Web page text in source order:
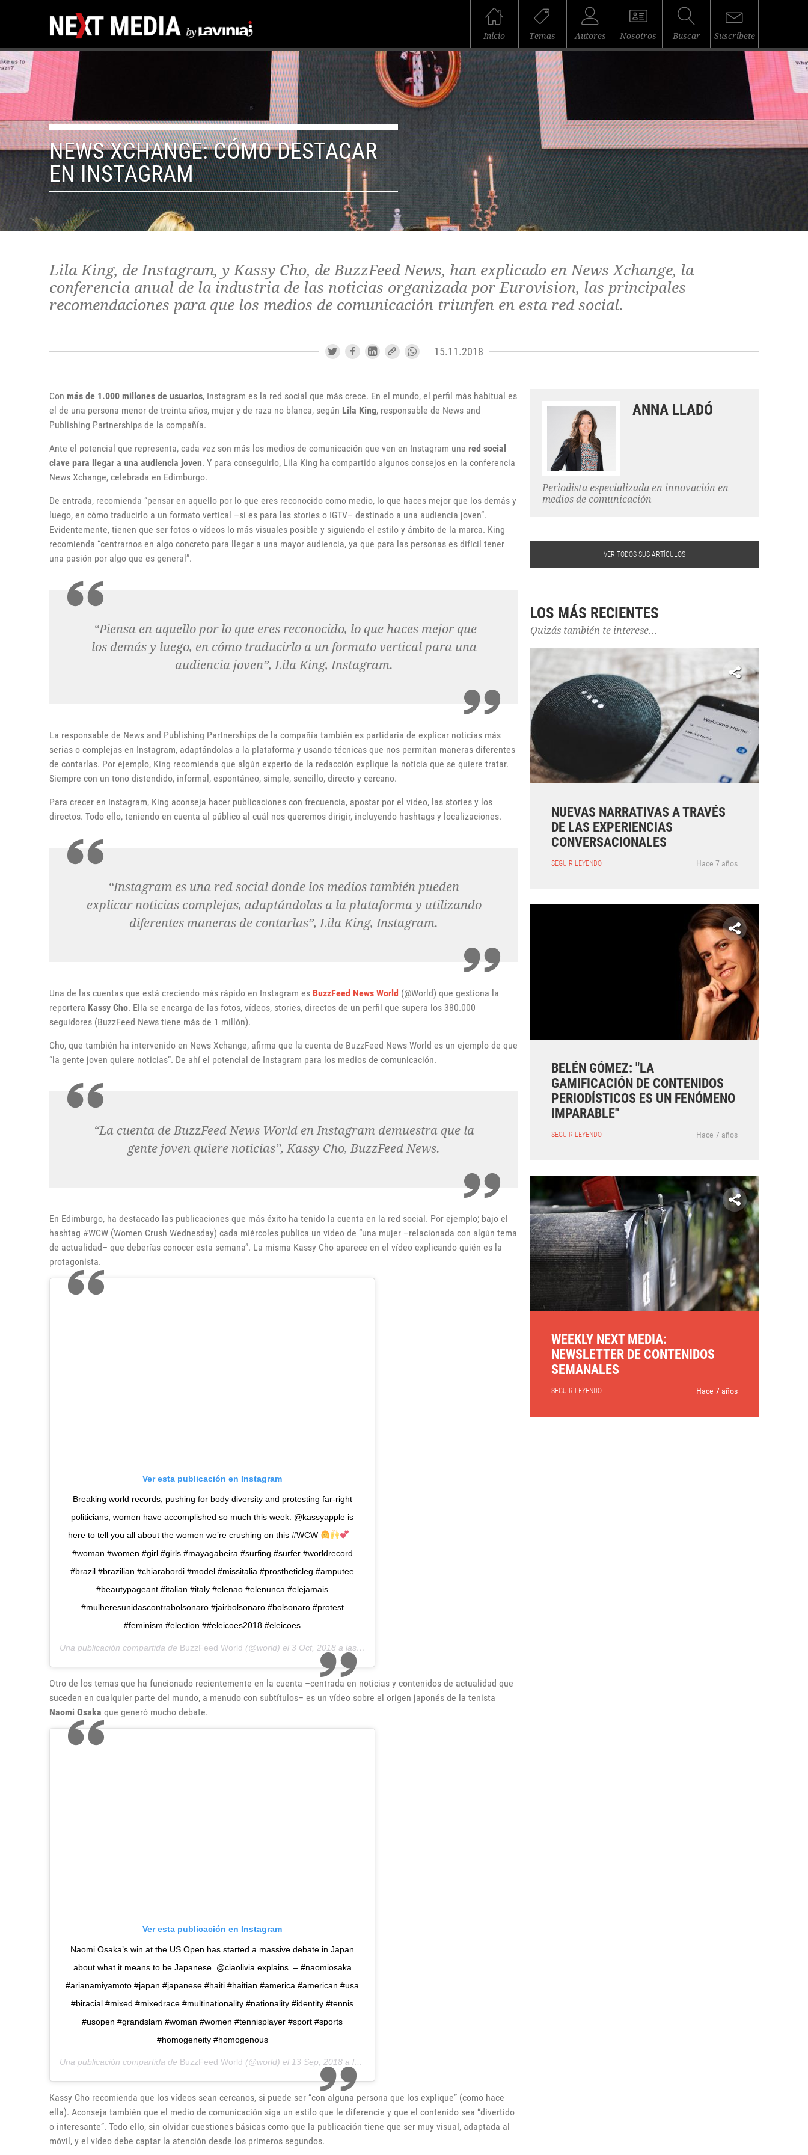
Inicio Temas Autores Nosotros Buscar Suscríbete
NEWS XCHANGE: CÓMO DESTACAR
EN INSTAGRAM
Lila King, de Instagram, y Kassy Cho, de BuzzFeed News, han explicado en News Xchange, la
conferencia anual de la industria de las noticias organizada por Eurovision, las principales
recomendaciones para que los medios de comunicación triunfen en esta red social.
15.11.2018
Con más de 1.000 millones de usuarios, Instagram es la red social que más crece. En el mundo, el perfil más habitual es
el de una persona menor de treinta años, mujer y de raza no blanca, según Lila King, responsable de News and
Publishing Partnerships de la compañía.
Ante el potencial que representa, cada vez son más los medios de comunicación que ven en Instagram una red social
clave para llegar a una audiencia joven. Y para conseguirlo, Lila King ha compartido algunos consejos en la conferencia
News Xchange, celebrada en Edimburgo.
De entrada, recomienda “pensar en aquello por lo que eres reconocido como medio, lo que haces mejor que los demás y
luego, en cómo traducirlo a un formato vertical –si es para las stories o IGTV– destinado a una audiencia joven”.
Evidentemente, tienen que ser fotos o vídeos lo más visuales posible y siguiendo el estilo y ámbito de la marca. King
recomienda “centrarnos en algo concreto para llegar a una mayor audiencia, ya que para las personas es difícil tener
una pasión por algo que es general”.
“Piensa en aquello por lo que eres reconocido, lo que haces mejor que
los demás y luego, en cómo traducirlo a un formato vertical para una
audiencia joven”, Lila King, Instagram.
La responsable de News and Publishing Partnerships de la compañía también es partidaria de explicar noticias más
serias o complejas en Instagram, adaptándolas a la plataforma y usando técnicas que nos permitan maneras diferentes
de contarlas. Por ejemplo, King recomienda que algún experto de la redacción explique la noticia que se quiere tratar.
Siempre con un tono distendido, informal, espontáneo, simple, sencillo, directo y cercano.
Para crecer en Instagram, King aconseja hacer publicaciones con frecuencia, apostar por el vídeo, las stories y los
directos. Todo ello, teniendo en cuenta al público al cuál nos queremos dirigir, incluyendo hashtags y localizaciones.
“Instagram es una red social donde los medios también pueden
explicar noticias complejas, adaptándolas a la plataforma y utilizando
diferentes maneras de contarlas”, Lila King, Instagram.
Una de las cuentas que está creciendo más rápido en Instagram es BuzzFeed News World (@World) que gestiona la
reportera Kassy Cho. Ella se encarga de las fotos, vídeos, stories, directos de un perfil que supera los 380.000
seguidores (BuzzFeed News tiene más de 1 millón).
Cho, que también ha intervenido en News Xchange, afirma que la cuenta de BuzzFeed News World es un ejemplo de que
“la gente joven quiere noticias”. De ahí el potencial de Instagram para los medios de comunicación.
“La cuenta de BuzzFeed News World en Instagram demuestra que la
gente joven quiere noticias”, Kassy Cho, BuzzFeed News.
En Edimburgo, ha destacado las publicaciones que más éxito ha tenido la cuenta en la red social. Por ejemplo; bajo el
hashtag #WCW (Women Crush Wednesday) cada miércoles publica un vídeo de “una mujer –relacionada con algún tema
de actualidad– que deberías conocer esta semana”. La misma Kassy Cho aparece en el vídeo explicando quién es la
protagonista.
Ver esta publicación en Instagram
Breaking world records, pushing for body diversity and protesting far-right
politicians, women have accomplished so much this week. @kassyapple is
here to tell you all about the women we’re crushing on this #WCW
–
#woman #women #girl #girls #mayagabeira #surfing #surfer #worldrecord
#brazil #brazilian #chiarabordi #model #missitalia #prostheticleg #amputee
#beautypageant #italian #italy #elenao #elenunca #elejamais
#mulheresunidascontrabolsonaro #jairbolsonaro #bolsonaro #protest
#feminism #election ##eleicoes2018 #eleicoes
Una publicación compartida de BuzzFeed World (@world) el 3 Oct, 2018 a las 7:12 PDT
Otro de los temas que ha funcionado recientemente en la cuenta –centrada en noticias y contenidos de actualidad que
suceden en cualquier parte del mundo, a menudo con subtítulos– es un vídeo sobre el origen japonés de la tenista
Naomi Osaka que generó mucho debate.
Ver esta publicación en Instagram
Naomi Osaka’s win at the US Open has started a massive debate in Japan
about what it means to be Japanese. @ciaolivia explains. – #naomiosaka
#arianamiyamoto #japan #japanese #haiti #haitian #america #american #usa
#biracial #mixed #mixedrace #multinationality #nationality #identity #tennis
#usopen #grandslam #woman #women #tennisplayer #sport #sports
#homogeneity #homogenous
Una publicación compartida de BuzzFeed World (@world) el 13 Sep, 2018 a las 11:25 PDT
Kassy Cho recomienda que los vídeos sean cercanos, si puede ser “con alguna persona que los explique” (como hace
ella). Aconseja también que el medio de comunicación siga un estilo que le diferencie y que el contenido sea “divertido
o interesante”. Todo ello, sin olvidar cuestiones básicas como que la publicación tiene que ser muy visual, adaptada al
móvil, y el vídeo debe captar la atención desde los primeros segundos.
ANNA LLADÓ
Periodista especializada en innovación en
medios de comunicación
VER TODOS SUS ARTÍCULOS
LOS MÁS RECIENTES
Quizás también te interese...
NUEVAS NARRATIVAS A TRAVÉS
DE LAS EXPERIENCIAS
CONVERSACIONALES
SEGUIR LEYENDO Hace 7 años
BELÉN GÓMEZ: "LA
GAMIFICACIÓN DE CONTENIDOS
PERIODÍSTICOS ES UN FENÓMENO
IMPARABLE"
SEGUIR LEYENDO Hace 7 años
WEEKLY NEXT MEDIA:
NEWSLETTER DE CONTENIDOS
SEMANALES
SEGUIR LEYENDO Hace 7 años